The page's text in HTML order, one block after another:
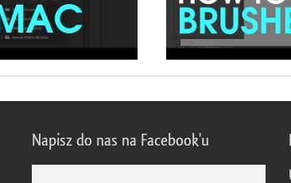
Napisz do nas na Facebook'u